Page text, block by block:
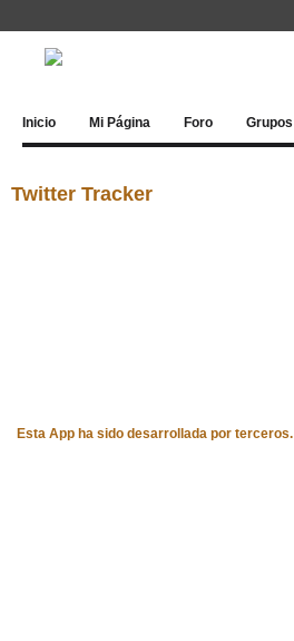
Inicio Mi Página Foro Grupos
Twitter Tracker
Esta App ha sido desarrollada por terceros.